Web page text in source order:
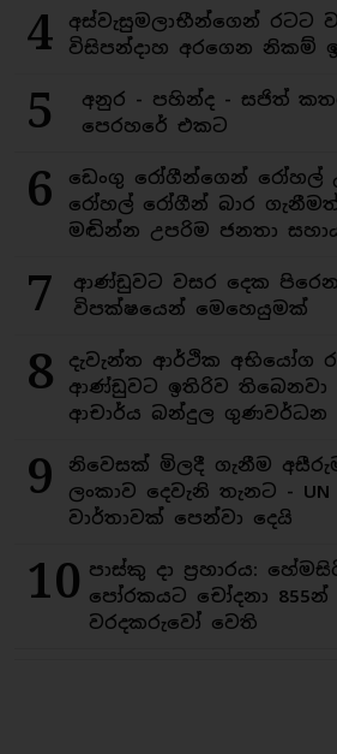
4
අස්වැසුමලාභීන්ගෙන් රටට
විසිපන්දාහ අරගෙන නිකම්
5
අනුර - පහින්ද - සජිත්
පෙරහරේ එකට
6
ඩෙංගු රෝගීන්ගෙන් රෝහල්
රෝහල් රෝගීන් බාර
මඬින්න උපරිම ජනතා
7
ආණ්ඩුවට වසර දෙක පිරෙන
විපක්ෂයෙන් මෙහෙයුමක්
8
දැවැන්ත ආර්ථික අභියෝග
ආණ්ඩුවට ඉතිරිව තිබෙනවා
ආචාර්ය බන්දුල ගුණවර්ධන
9
නිවෙසක් මිලදී ගැනීම
ලංකාව දෙවැනි තැනට - UN
වාර්තාවක් පෙන්වා දෙයි
10 පාස්කු දා ප්‍රහාරය:
පෝරකයට චෝදනා 855න්
වරදකරුවෝ වෙති